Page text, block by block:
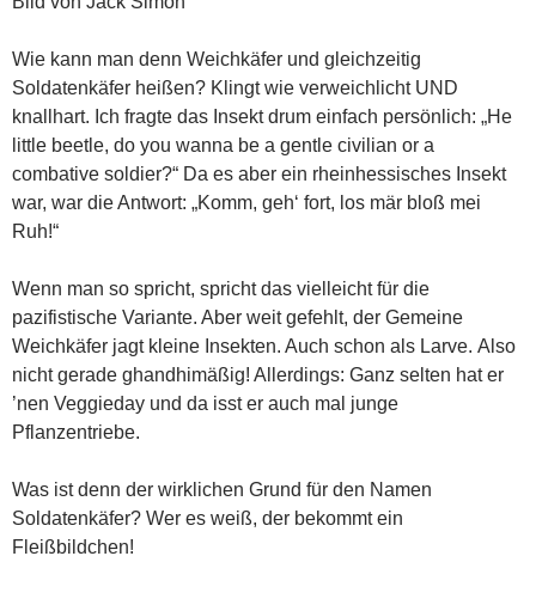
Wie kann man denn Weichkäfer und gleichzeitig
Soldatenkäfer heißen? Klingt wie verweichlicht UND
knallhart. Ich fragte das Insekt drum einfach persönlich: „He
little beetle, do you wanna be a gentle civilian or a
combative soldier?“ Da es aber ein rheinhessisches Insekt
war, war die Antwort: „Komm, geh‘ fort, los mär bloß mei
Ruh!“
Wenn man so spricht, spricht das vielleicht für die
pazifistische Variante. Aber weit gefehlt, der Gemeine
Weichkäfer jagt kleine Insekten. Auch schon als Larve. Also
nicht gerade ghandhimäßig! Allerdings: Ganz selten hat er
’nen Veggieday und da isst er auch mal junge
Pflanzentriebe.
Was ist denn der wirklichen Grund für den Namen
Soldatenkäfer? Wer es weiß, der bekommt ein
Fleißbildchen!